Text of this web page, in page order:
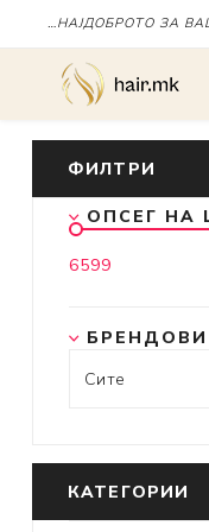
…НАЈДОБРОТО ЗА
ФИЛТРИ
ОПСЕГ НА
6599
БРЕНДОВИ
КАТЕГОРИИ